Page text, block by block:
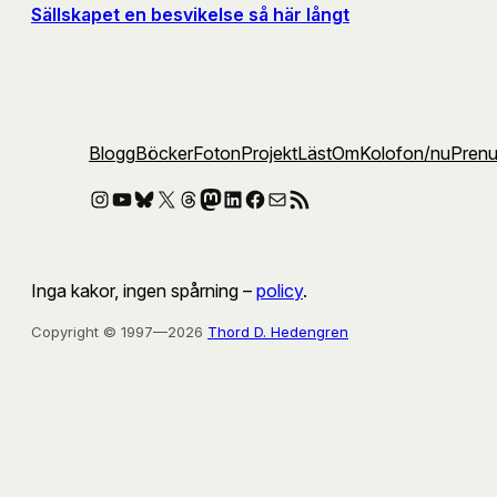
Sällskapet en besvikelse så här långt
BloggBöckerFotonProjektLästOmKolofon/nu
Instagram
YouTube
Bluesky
X Threads
Mastodon
LinkedIn
Facebook
E-postRSS-flöde
Inga kakor, ingen spårning – policy.
Copyright © 1997—2026 Thord D. Hedengren